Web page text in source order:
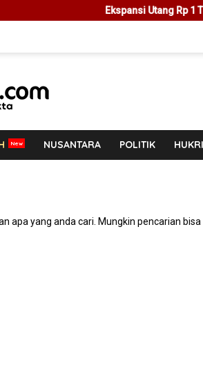
Ekspansi Utang Rp 1 Triliun
NUSANTARA POLITIK
apa yang anda cari. Mungkin pencarian bisa